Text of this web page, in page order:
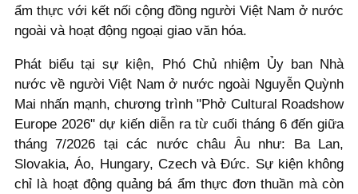
ẩm thực với kết nối cộng đồng người Việt Nam ở nước
ngoài và hoạt động ngoại giao văn hóa.
Phát biểu tại sự kiện, Phó Chủ nhiệm Ủy ban Nhà
nước về người Việt Nam ở nước ngoài Nguyễn Quỳnh
Mai nhấn mạnh, chương trình "Phở Cultural Roadshow
Europe 2026" dự kiến diễn ra từ cuối tháng 6 đến giữa
tháng 7/2026 tại các nước châu Âu như: Ba Lan,
Slovakia, Áo, Hungary, Czech và Đức. Sự kiện không
chỉ là hoạt động quảng bá ẩm thực đơn thuần mà còn